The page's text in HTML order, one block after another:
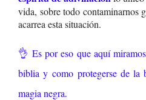
vida, sobre todo contaminarnos
acarrea esta situación.
👌 Es por eso que aquí
biblia ycomo protegerse de
magia negra.